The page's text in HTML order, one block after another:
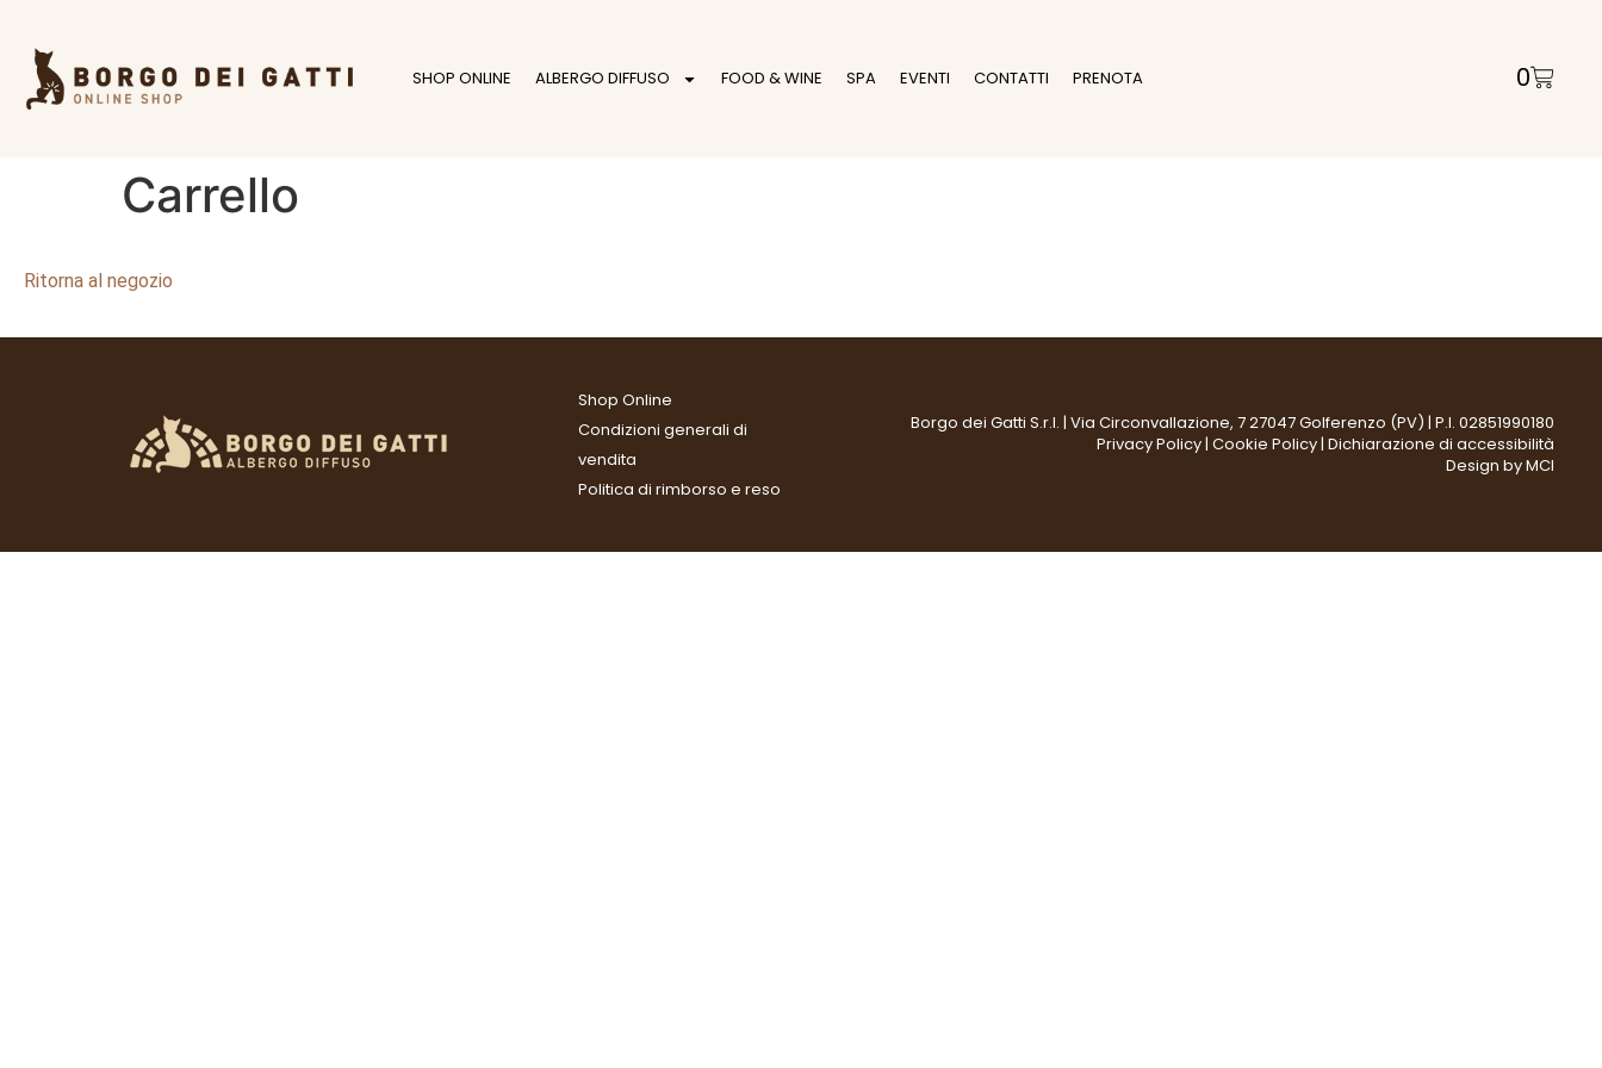
SHOP ONLINE ALBERGO DIFFUSO FOOD & WINE SPA EVENTI CONTATTI PRENOTA 0
Carrello
Ritorna al negozio
Shop Online
Condizioni generali di
vendita
Politica di rimborso e reso
Borgo dei Gatti S.r.l. | Via Circonvallazione, 7 27047 Golferenzo (PV) | P.I. 02851990180
Privacy Policy| Cookie Policy| Dichiarazione di accessibilità
Design byMCI